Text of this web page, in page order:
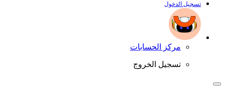
تسجيل الدخول
مركز الحسابات
تسجيل الخروج